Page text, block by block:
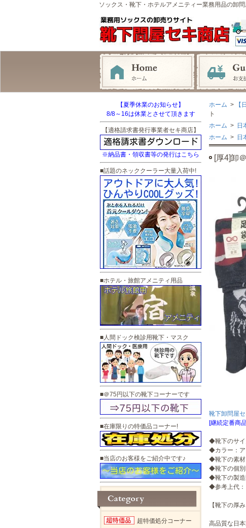
ソックス・靴下・ホテルアメニティー業務用品の卸問
ホーム > 【
ト
ホーム > 日
ホーム > 日
[厚4]卸
靴下卸問屋
[継続定番商
◆靴下のサイ
◆カラー：ア
◆靴下の素材
◆靴下の個別
◆靴下の製造
◆参考上代：
【靴下の
高品質な日
【夏季休業のお知らせ】
8/8～16は休業とさせて頂きます
【適格請求書発行事業者セキ商店】
※納品書・領収書等の発行はこちら
■話題のネッククーラー大量入荷中!
■ホテル・旅館アメニティ用品
■人間ドック検診用靴下・マスク
■＠75円以下の靴下コーナーです
■在庫限りの特価品コーナー!
■当店のお客様をご紹介中です♪
超特価処分コーナー